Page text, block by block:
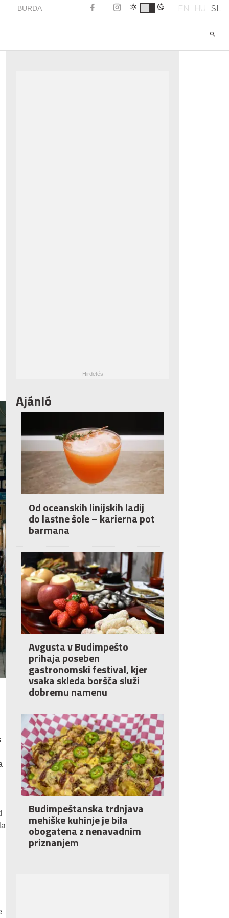
BURDA EN HU SL
Ajánló
Od oceanskih linijskih ladij
do lastne šole – karierna pot
barmana
Avgusta v Budimpešto
prihaja poseben
gastronomski festival, kjer
vsaka skleda boršča služi
dobremu namenu
Budimpeštanska trdnjava
mehiške kuhinje je bila
obogatena z nenavadnim
priznanjem